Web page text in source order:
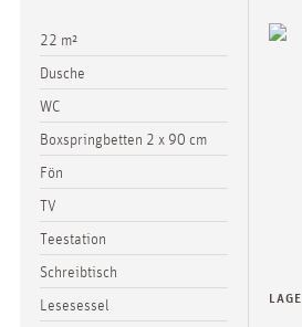
22 m²
Dusche
WC
Boxspringbetten 2 x 90 cm
Fön
TV
Teestation
Schreibtisch
Lesesessel
LAGE